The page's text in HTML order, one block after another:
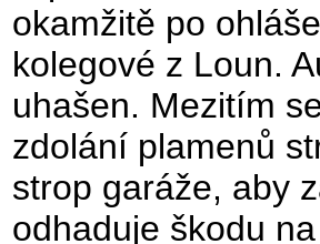
okamžitě po
kolegové z Loun.
uhašen. Mezitím
zdolání plamenů
strop garáže, aby
odhaduje škodu